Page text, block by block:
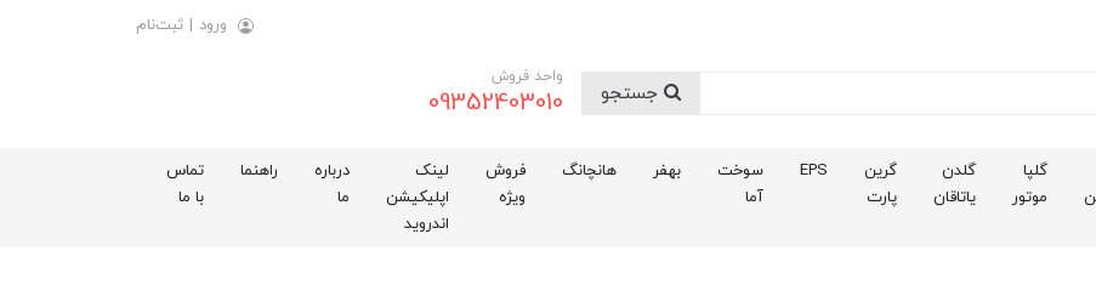
ورود | ثبت‌نام
واحد فروش
09352403010
گلپا
موتور
گلدن
یاتاقان
گرین
پارت
EPS
سوخت
آما
بهفر هانچانگ
فروش
ویژه
لینک
اپلیکیشن
اندروید
درباره
ما
راهنما
تماس
با ما